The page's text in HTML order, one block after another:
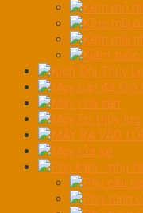
Kềm mỏ
Kềm mũi
Kềm mũi
Kiềm tuốc
Kích Đội Thủy
Máy bắn đá khô
Máy chà sàn
Máy Ép thủy lực
MÁY RA VÀO
Máy rửa xe
Phụ kiện - phụ
Phụ cầu
Phụ tùng